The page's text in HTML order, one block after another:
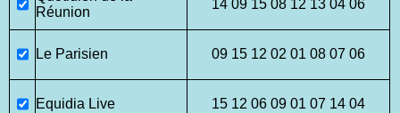
Réunion
14 09 15 08 12 13 04 06
Le Parisien 09 15 12 02 01 08 07 06
Equidia Live 15 12 06 09 01 07 14 04